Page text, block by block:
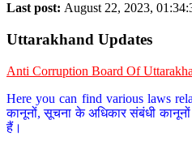
Last post: August 22, 2023,
Uttarakhand Updates
Anti Corruption Board Of
Here you can find various laws
कानूनों, सूचना के अधिकार संबंधी
हैं।